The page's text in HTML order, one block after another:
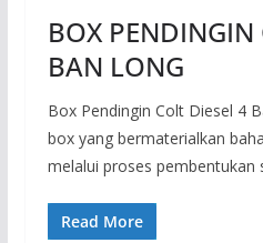
BOX PENDINGIN
BAN LONG
Box Pendingin Colt Diesel 4
box yang bermaterialkan
melalui proses pembentukan
Read More